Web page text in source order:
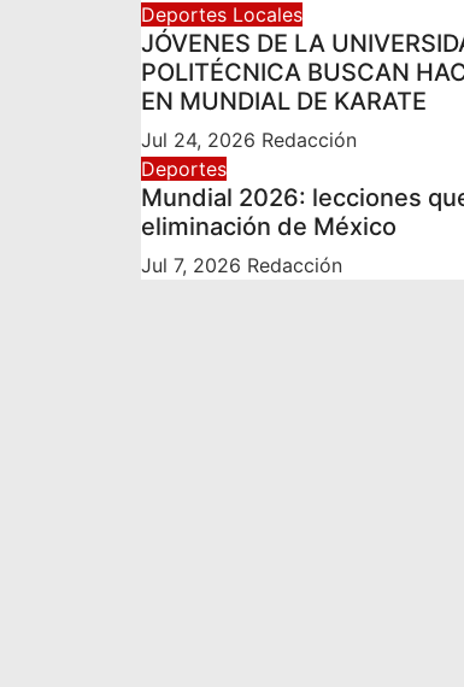
Deportes Locales
JÓVENES DE LA
POLITÉCNICA BUSCAN
EN MUNDIAL DE KARATE
Jul 24, 2026 Redacción
Deportes
Mundial 2026: lecciones
eliminación de México
Jul 7, 2026 Redacción